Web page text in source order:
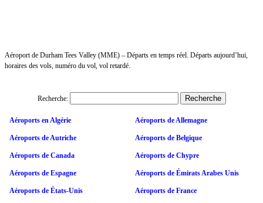
Aéroport de Durham Tees Valley (MME) – Départs en temps réel. Départs aujourd’hui,
horaires des vols, numéro du vol, vol retardé.
Recherche:
Aéroports en Algérie Aéroports de Allemagne
Aéroports de Autriche Aéroports de Belgique
Aéroports de Canada Aéroports de Chypre
Aéroports de Espagne Aéroports de Émirats Arabes Unis
Aéroports de États-Unis Aéroports de France